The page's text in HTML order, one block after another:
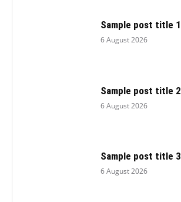
Sample post title 1
6 August 2026
Sample post title 2
6 August 2026
Sample post title 3
6 August 2026